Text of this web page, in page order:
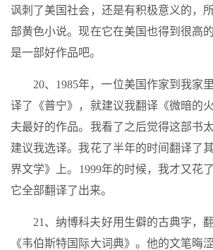
讽刺了美国社会，还是有积极意义的，
部黄色小说。现在它在美国也得到很高
是一部好作品吧。
20、1985年，一位美国作家到我家
译了《普宁》，就建议我翻译《微暗的
夫最好的作品。我看了之后觉得这部书
建议我选译。我花了半年的时间翻译了
界文学》上。1999年的时候，我才又花
它全部翻译了出来。
21、纳博科夫好用生僻的古典字，
《韦伯斯特国际大词典》。他的文笔晦